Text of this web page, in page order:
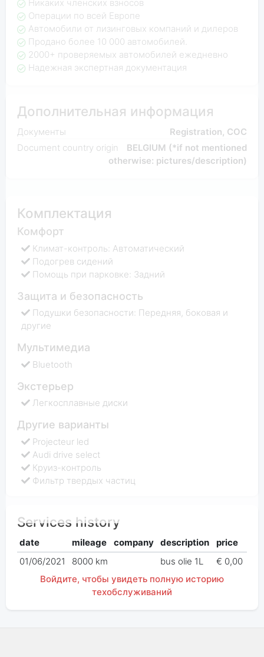
Никаких членских взносов
Операции по всей Европе
Автомобили от лизинговых компаний и дилеров
Продано более 10 000 автомобилей.
2000+ проверяемых автомобилей ежедневно
Надежная экспертная документация
Дополнительная информация
Документы
Registration, COC
Document country origin
BELGIUM (*if not mentioned
otherwise: pictures/description)
Комплектация
Комфорт
Климат-контроль: Автоматический
Подогрев сидений
Помощь при парковке: Задний
Защита и безопасность
Подушки безопасности: Передняя, боковая и
другие
Мультимедиа
Bluetooth
Экстерьер
Легкосплавные диски
Другие варианты
Projecteur led
Audi drive select
Круиз-контроль
Фильтр твердых частиц
Services history
date mileage company description
price
01/06/2021
8000 km bus olie 1L
€ 0,00
Войдите, чтобы увидеть полную историю
техобслуживаний